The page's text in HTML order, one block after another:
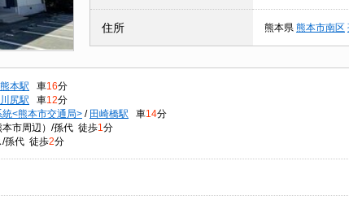
住所 熊本県 熊本市南区
熊本駅 車16分
川尻駅 車12分
<熊本市交通局> / 田崎橋駅 車14分
本市周辺）/孫代 徒歩1 分
/孫代 徒歩2分